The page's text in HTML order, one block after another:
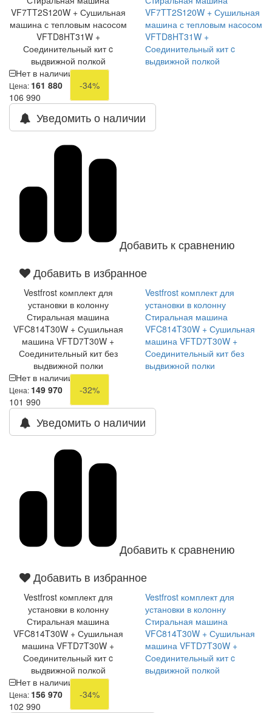
VF7TT2S120W + Сушильная
машина с тепловым насосом
VFTD8HT31W +
Соединительный кит c
выдвижной полкой
VF7TT2S120W + Сушильная
машина с тепловым насосом
VFTD8HT31W +
Соединительный кит c
выдвижной полкой
Нет в наличии
Цена: 161 880
-34%
106 990
Уведомить о наличии
Добавить к сравнению
Добавить в избранное
Vestfrost комплект для
установки в колонну
Стиральная машина
VFC814T30W + Сушильная
машина VFTD7T30W +
Соединительный кит без
выдвижной полки
Vestfrost комплект для
установки в колонну
Стиральная машина
VFC814T30W + Сушильная
машина VFTD7T30W +
Соединительный кит без
выдвижной полки
Нет в наличии
Цена: 149 970
-32%
101 990
Уведомить о наличии
Добавить к сравнению
Добавить в избранное
Vestfrost комплект для
установки в колонну
Стиральная машина
VFC814T30W + Сушильная
машина VFTD7T30W +
Соединительный кит c
выдвижной полкой
Vestfrost комплект для
установки в колонну
Стиральная машина
VFC814T30W + Сушильная
машина VFTD7T30W +
Соединительный кит c
выдвижной полкой
Нет в наличии
Цена: 156 970
-34%
102 990